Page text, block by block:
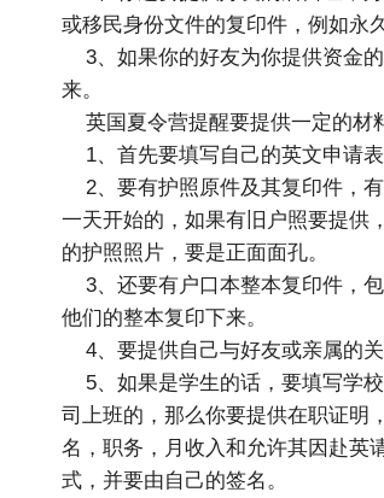
或移民身份文件的复印件，例如永
3、如果你的好友为你提供资金
来。
英国夏令营提醒要提供一定的材
1、首先要填写自己的英文申请表
2、要有护照原件及其复印件，
一天开始的，如果有旧户照要提供
的护照照片，要是正面面孔。
3、还要有户口本整本复印件，
他们的整本复印下来。
4、要提供自己与好友或亲属的关
5、如果是学生的话，要填写学
司上班的，那么你要提供在职证明
名，职务，月收入和允许其因赴英
式，并要由自己的签名。